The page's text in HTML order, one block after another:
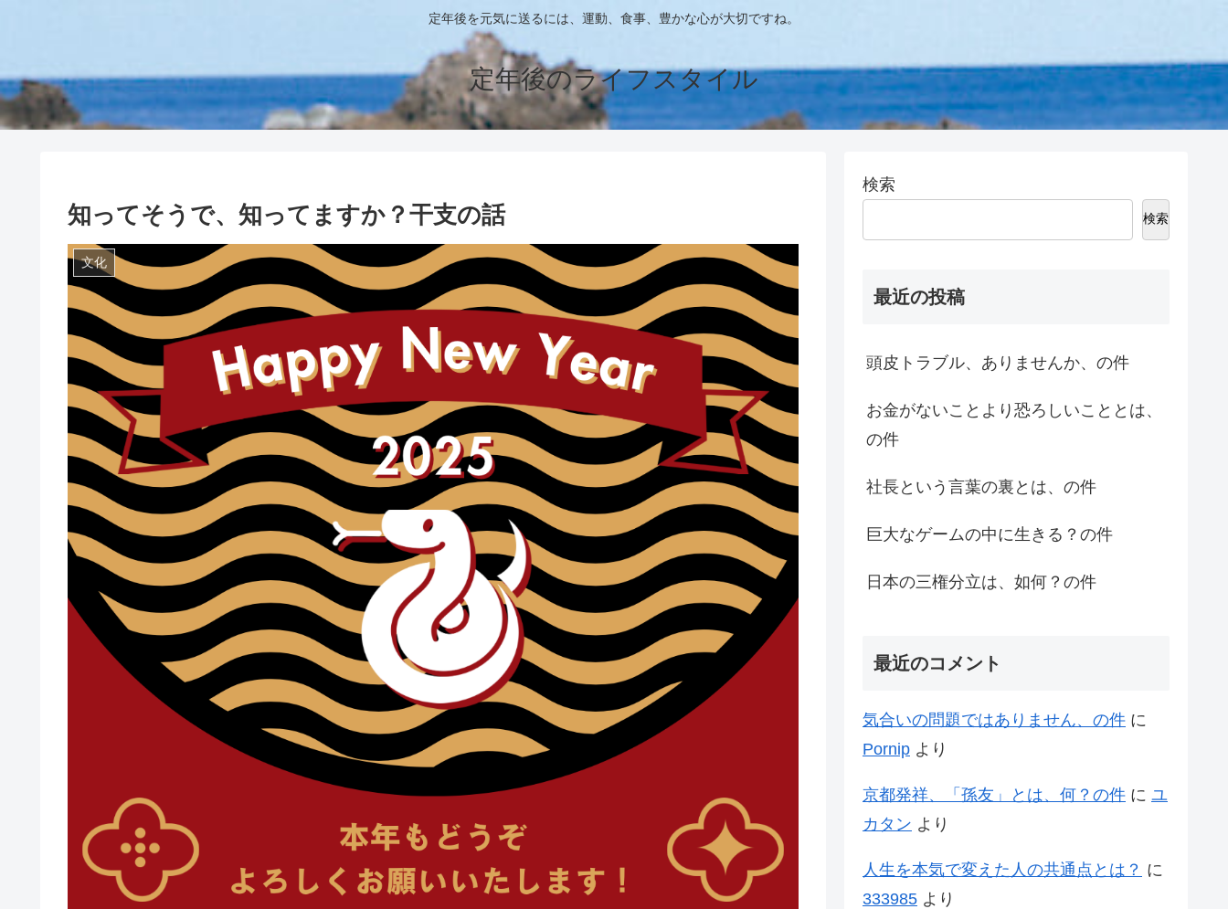
定年後を元気に送るには、運動、食事、豊かな心が大切ですね。
定年後のライフスタイル
知ってそうで、知ってますか？干支の話
文化
検索
検索
最近の投稿
頭皮トラブル、ありませんか、の件
お金がないことより恐ろしいこととは、
の件
社長という言葉の裏とは、の件
巨大なゲームの中に生きる？の件
日本の三権分立は、如何？の件
最近のコメント
気合いの問題ではありません、の件 に
Pornip より
京都発祥、「孫友」とは、何？の件 に ユ
カタン より
人生を本気で変えた人の共通点とは？ に
333985 より